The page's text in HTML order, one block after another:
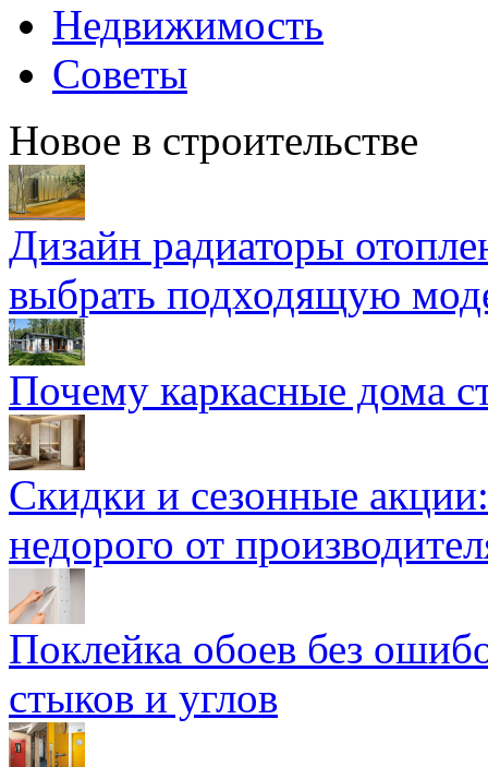
Недвижимость
Советы
Новое в строительстве
Дизайн радиаторы
выбрать подходящую
Почему каркасные дома
Скидки и сезонные
недорого от
Поклейка обоев без
стыков и углов